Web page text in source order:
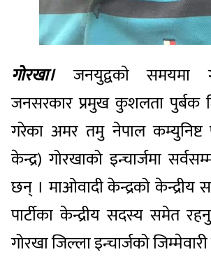
गोरखा।जनयुद्वकाे समयमा
जनसरकार प्रमुख कुशलता पुर्बक
गरेका अमर तमु नेपाल कम्युनिष्ट
केन्द्र) गोरखाको इन्चार्जमा
छन् । माओवादी केन्द्रको
पार्टीका केन्द्रीय सदस्य समेत
गोरखा जिल्ला इन्चार्जको